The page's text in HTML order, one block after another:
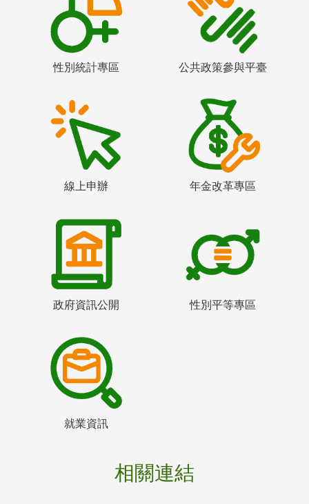
性別統計專區 公共政策參與平臺
線上申辦 年金改革專區
政府資訊公開 性別平等專區
就業資訊
相關連結